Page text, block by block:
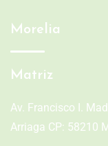
Morelia
Matriz
Av. Francisco I.
Arriaga CP: 58210